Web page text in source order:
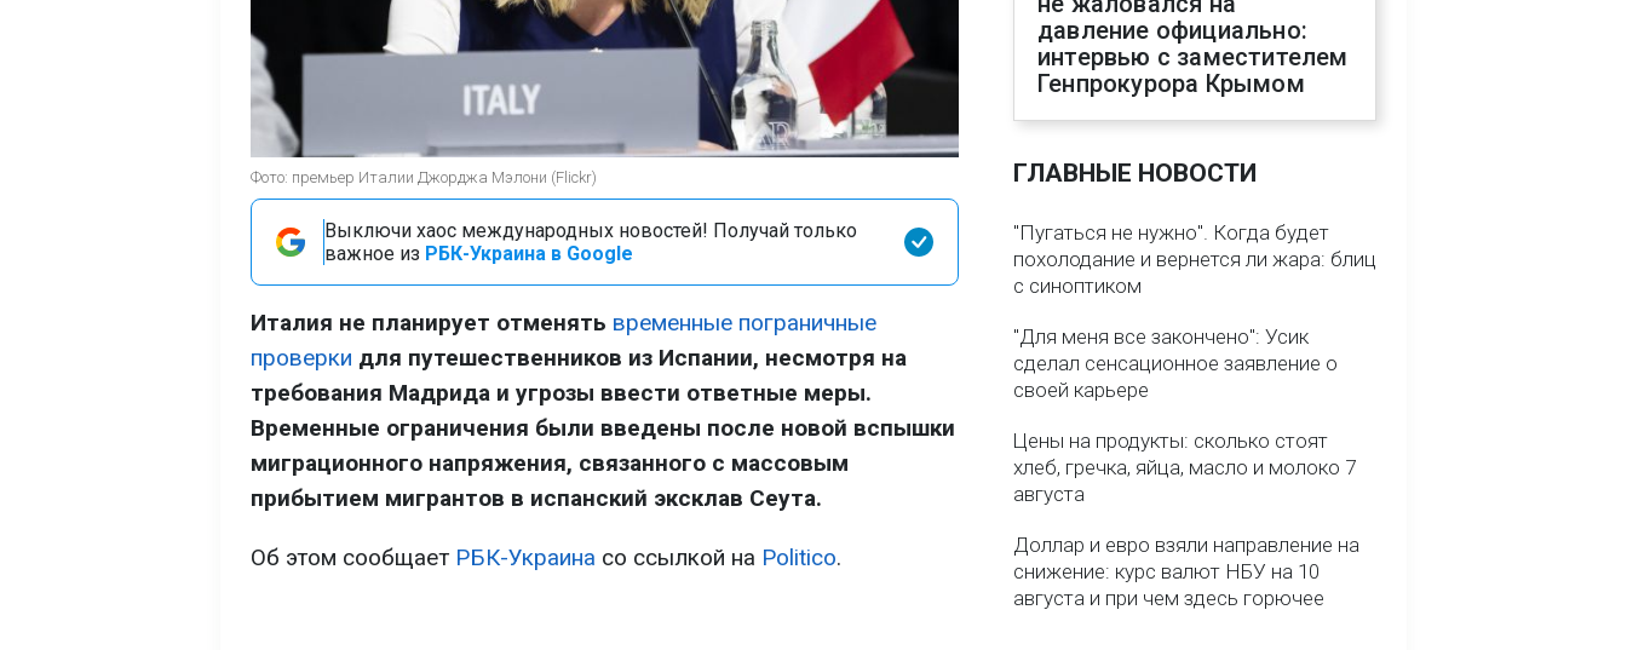
Фото: премьер Италии Джорджа Мэлони (Flickr)
Выключи хаос международных новостей! Получай только
важное из РБК-Украина в Google
Италия не планирует отменять временные пограничные
проверки для путешественников из Испании, несмотря на
требования Мадрида и угрозы ввести ответные меры.
Временные ограничения были введены после новой вспышки
миграционного напряжения, связанного с массовым
прибытием мигрантов в испанский эксклав Сеута.
Об этом сообщает РБК-Украина со ссылкой на Politico.
давление официально:
интервью с заместителем
Генпрокурора Крымом
ГЛАВНЫЕ НОВОСТИ
"Пугаться не нужно". Когда будет
похолодание и вернется ли жара: блиц
с синоптиком
"Для меня все закончено": Усик
сделал сенсационное заявление о
своей карьере
Цены на продукты: сколько стоят
хлеб, гречка, яйца, масло и молоко 7
августа
Доллар и евро взяли направление на
снижение: курс валют НБУ на 10
августа и при чем здесь горючее